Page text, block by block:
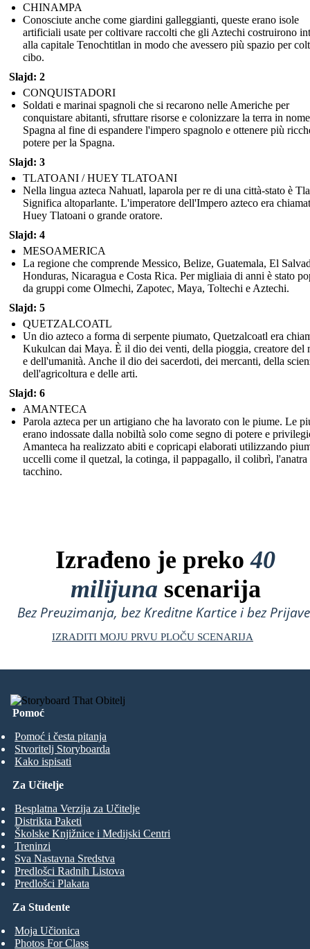
CHINAMPA
Conosciute anche come giardini galleggianti, queste erano isole
artificiali usate per coltivare raccolti che gli Aztechi costruirono
alla capitale Tenochtitlan in modo che avessero più spazio per
cibo.
Slajd: 2
CONQUISTADORI
Soldati e marinai spagnoli che si recarono nelle Americhe per
conquistare abitanti, sfruttare risorse e colonizzare la terra in
Spagna al fine di espandere l'impero spagnolo e ottenere più
potere per la Spagna.
Slajd: 3
TLATOANI / HUEY TLATOANI
Nella lingua azteca Nahuatl, laparola per re di una città-stato è
Significa altoparlante. L'imperatore dell'Impero azteco era
Huey Tlatoani o grande oratore.
Slajd: 4
MESOAMERICA
La regione che comprende Messico, Belize, Guatemala, El
Honduras, Nicaragua e Costa Rica. Per migliaia di anni è stato
da gruppi come Olmechi, Zapotec, Maya, Toltechi e Aztechi.
Slajd: 5
QUETZALCOATL
Un dio azteco a forma di serpente piumato, Quetzalcoatl era
Kukulcan dai Maya. È il dio dei venti, della pioggia, creatore del
e dell'umanità. Anche il dio dei sacerdoti, dei mercanti, della
dell'agricoltura e delle arti.
Slajd: 6
AMANTECA
Parola azteca per un artigiano che ha lavorato con le piume. Le
erano indossate dalla nobiltà solo come segno di potere e
Amanteca ha realizzato abiti e copricapi elaborati utilizzando
uccelli come il quetzal, la cotinga, il pappagallo, il colibrì, l'anatra
tacchino.
Izrađeno je preko40
milijuna scenarija
Bez Preuzimanja, bez Kreditne Kartice i bez
IZRADITI MOJU PRVU PLOČU SCENARIJA
Pomoć
Pomoć i česta pitanja
Stvoritelj Storyboarda
Kako ispisati
Za Studente
Moja Učionica
Photos For Class
Za Učitelje
Besplatna Verzija za Učitelje
Distrikta Paketi
Školske Knjižnice i Medijski Centri
Treninzi
Sva Nastavna Sredstva
Predlošci Radnih Listova
Predlošci Plakata